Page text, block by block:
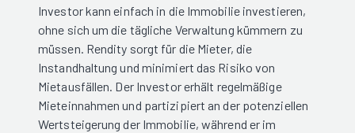
Investor kann einfach in die Immobilie investieren,
ohne sich um die tägliche Verwaltung kümmern zu
müssen. Rendity sorgt für die Mieter, die
Instandhaltung und minimiert das Risiko von
Mietausfällen. Der Investor erhält regelmäßige
Mieteinnahmen und partizipiert an der potenziellen
Wertsteigerung der Immobilie, während er im